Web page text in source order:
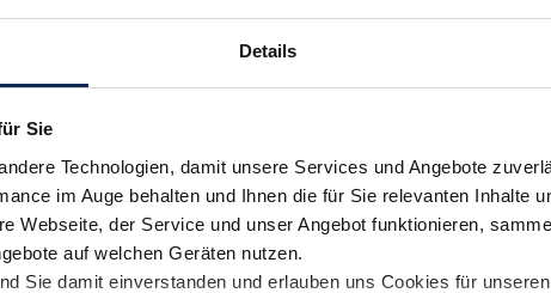
Details
Sie
Technologien, damit unsere Services und Angebote
im Auge behalten und Ihnen die für Sie relevanten Inhalte
Webseite, der Service und unser Angebot funktionieren,
auf welchen Geräten nutzen.
Sie damit einverstanden und erlauben uns Cookies für